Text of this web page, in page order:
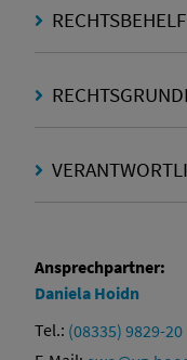
RECHTSBEHELF
Ansprechpartner:
Daniela Hoidn
Tel.: (08335) 9829-20